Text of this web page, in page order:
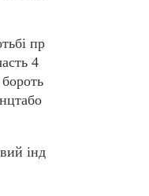
пр
4
інд